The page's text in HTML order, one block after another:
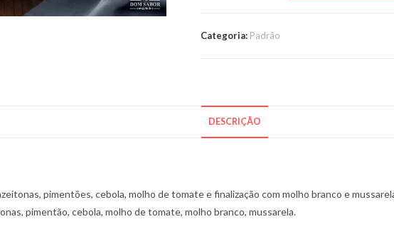
Categoria: Padrão
DESCRIÇÃO
pimentões, cebola, molho de tomate e finalização com molho branco e
pimentão, cebola, molho de tomate, molho branco, mussarela.